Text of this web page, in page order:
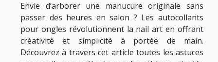
Envie d’arborer une manucure originale sans
passer des heures en salon ? Les autocollants
pour ongles révolutionnent la nail art en offrant
créativité et simplicité à portée de main.
Découvrez à travers cet article toutes les astuces